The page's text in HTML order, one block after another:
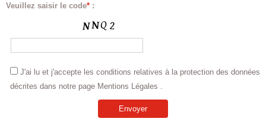
Veuillez saisir le code* :
J'ai lu et j'accepte les conditions relatives à la protection des données
décrites dans notre page Mentions Légales .